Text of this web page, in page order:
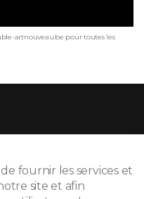
artnouveau.be pour toutes les
fournir les services et
site et afin